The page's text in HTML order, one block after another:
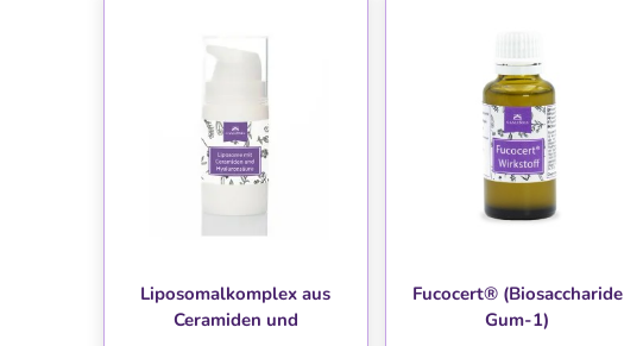
Liposomalkomplex aus
Ceramiden und
Fucocert® (Biosaccharide
Gum-1)